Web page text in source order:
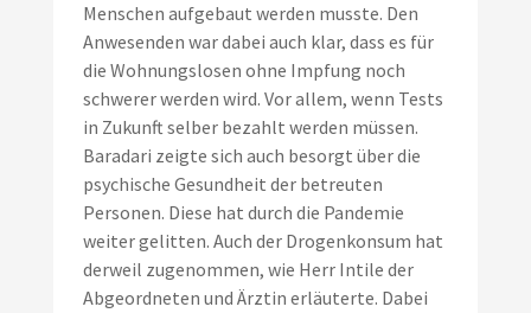
Menschen aufgebaut werden musste. Den
Anwesenden war dabei auch klar, dass es für
die Wohnungslosen ohne Impfung noch
schwerer werden wird. Vor allem, wenn Tests
in Zukunft selber bezahlt werden müssen.
Baradari zeigte sich auch besorgt über die
psychische Gesundheit der betreuten
Personen. Diese hat durch die Pandemie
weiter gelitten. Auch der Drogenkonsum hat
derweil zugenommen, wie Herr Intile der
Abgeordneten und Ärztin erläuterte. Dabei